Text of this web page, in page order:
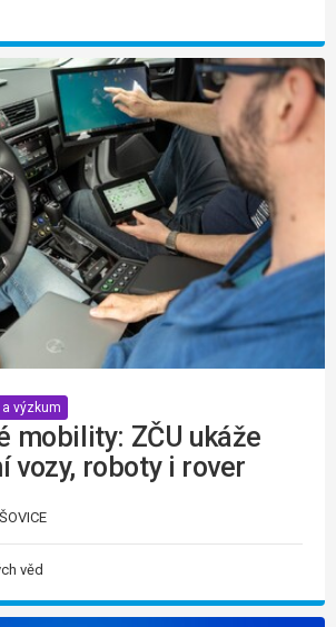
a výzkum
mobility: ZČU ukáže
vozy, roboty i rover
věd